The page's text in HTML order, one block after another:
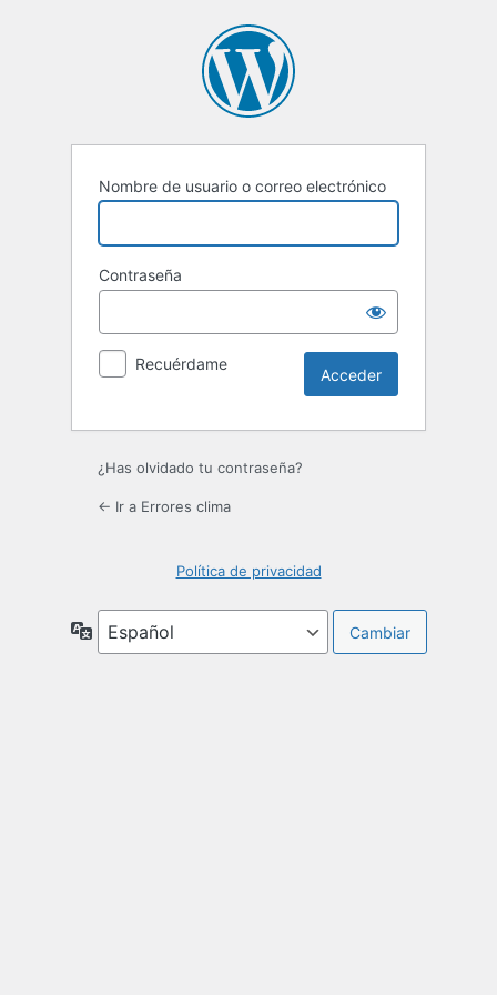
Nombre de usuario o correo electrónico
Contraseña
Recuérdame
¿Has olvidado tu contraseña?
← Ir a Errores clima
Política de privacidad
Idioma